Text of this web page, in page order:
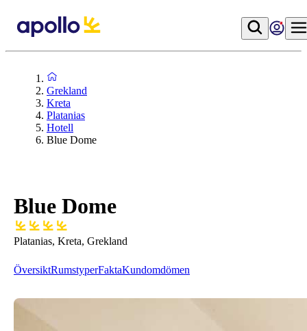
Grekland
Kreta
Platanias
Hotell
Blue Dome
Blue Dome
Platanias, Kreta, Grekland
ÖversiktRumstyperFaktaKundomdömen